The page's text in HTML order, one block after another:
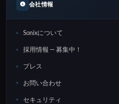
会社情報
Sonixについて
採用情報 — 募集中！
プレス
お問い合わせ
セキュリティ